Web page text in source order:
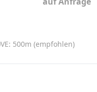
VE: 500m (empfohlen)